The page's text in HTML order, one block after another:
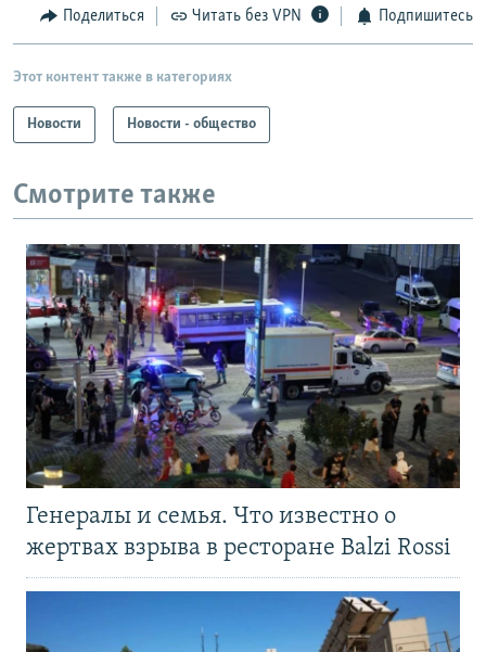
Поделиться Читать без VPN Подпишитесь
Этот контент также в категориях
Новости Новости - общество
Смотрите также
Генералы и семья. Что известно о
жертвах взрыва в ресторане Balzi Rossi